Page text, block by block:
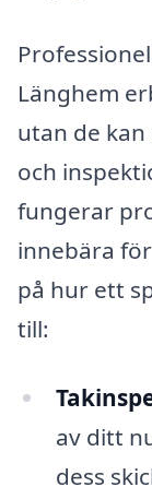
Länghem
utan de
och
fungerar
innebära
på hur ett
till:
av ditt
dess